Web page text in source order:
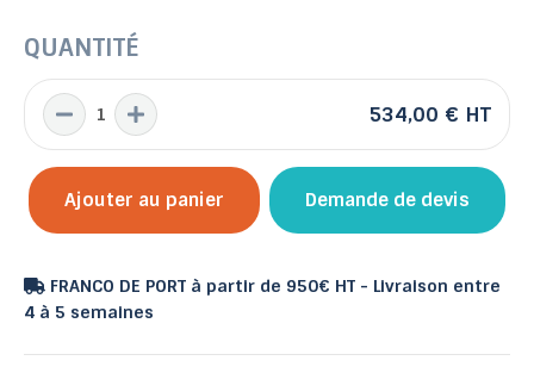
QUANTITÉ
534,00 € HT
Ajouter au panier Demande de devis
FRANCO DE PORT à partir de 950€ HT - Livraison entre
4 à 5 semaines